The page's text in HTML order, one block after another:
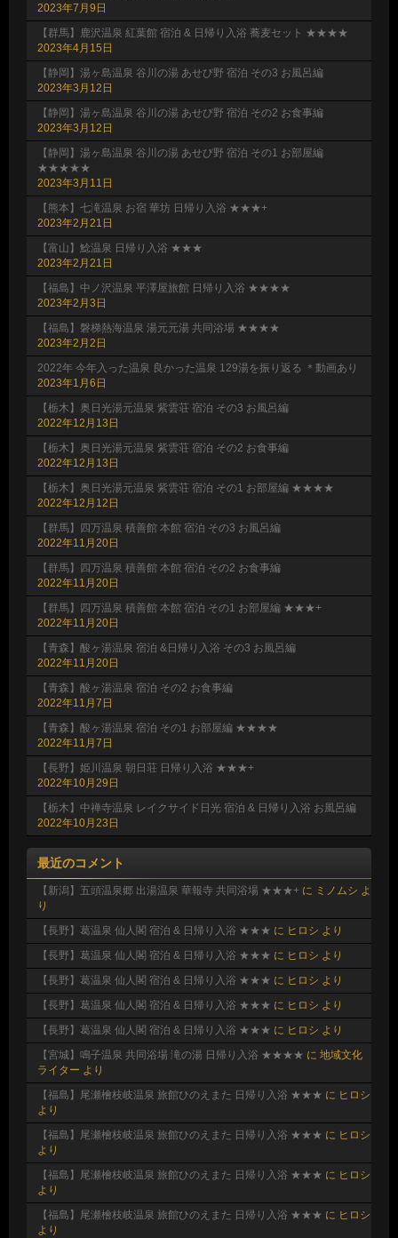
2023年7月9日
【群馬】鹿沢温泉 紅葉館 宿泊 & 日帰り入浴 蕎麦セット ★★★★
2023年4月15日
【静岡】湯ヶ島温泉 谷川の湯 あせび野 宿泊 その3 お風呂編
2023年3月12日
【静岡】湯ヶ島温泉 谷川の湯 あせび野 宿泊 その2 お食事編
2023年3月12日
【静岡】湯ヶ島温泉 谷川の湯 あせび野 宿泊 その1 お部屋編
★★★★★
2023年3月11日
【熊本】七滝温泉 お宿 華坊 日帰り入浴 ★★★+
2023年2月21日
【富山】鯰温泉 日帰り入浴 ★★★
2023年2月21日
【福島】中ノ沢温泉 平澤屋旅館 日帰り入浴 ★★★★
2023年2月3日
【福島】磐梯熱海温泉 湯元元湯 共同浴場 ★★★★
2023年2月2日
2022年 今年入った温泉 良かった温泉 129湯を振り返る ＊動画あり
2023年1月6日
【栃木】奥日光湯元温泉 紫雲荘 宿泊 その3 お風呂編
2022年12月13日
【栃木】奥日光湯元温泉 紫雲荘 宿泊 その2 お食事編
2022年12月13日
【栃木】奥日光湯元温泉 紫雲荘 宿泊 その1 お部屋編 ★★★★
2022年12月12日
【群馬】四万温泉 積善館 本館 宿泊 その3 お風呂編
2022年11月20日
【群馬】四万温泉 積善館 本館 宿泊 その2 お食事編
2022年11月20日
【群馬】四万温泉 積善館 本館 宿泊 その1 お部屋編 ★★★+
2022年11月20日
【青森】酸ヶ湯温泉 宿泊 &日帰り入浴 その3 お風呂編
2022年11月20日
【青森】酸ヶ湯温泉 宿泊 その2 お食事編
2022年11月7日
【青森】酸ヶ湯温泉 宿泊 その1 お部屋編 ★★★★
2022年11月7日
【長野】姫川温泉 朝日荘 日帰り入浴 ★★★+
2022年10月29日
【栃木】中禅寺温泉 レイクサイド日光 宿泊 & 日帰り入浴 お風呂編
2022年10月23日
最近のコメント
【新潟】五頭温泉郷 出湯温泉 華報寺 共同浴場 ★★★+ に ミノムシ よ
り
【長野】葛温泉 仙人閣 宿泊 & 日帰り入浴 ★★★ に ヒロシ より
【長野】葛温泉 仙人閣 宿泊 & 日帰り入浴 ★★★ に ヒロシ より
【長野】葛温泉 仙人閣 宿泊 & 日帰り入浴 ★★★ に ヒロシ より
【長野】葛温泉 仙人閣 宿泊 & 日帰り入浴 ★★★ に ヒロシ より
【長野】葛温泉 仙人閣 宿泊 & 日帰り入浴 ★★★ に ヒロシ より
【宮城】鳴子温泉 共同浴場 滝の湯 日帰り入浴 ★★★★ に 地域文化
ライター より
【福島】尾瀬檜枝岐温泉 旅館ひのえまた 日帰り入浴 ★★★ に ヒロシ
より
【福島】尾瀬檜枝岐温泉 旅館ひのえまた 日帰り入浴 ★★★ に ヒロシ
より
【福島】尾瀬檜枝岐温泉 旅館ひのえまた 日帰り入浴 ★★★ に ヒロシ
より
【福島】尾瀬檜枝岐温泉 旅館ひのえまた 日帰り入浴 ★★★ に ヒロシ
より